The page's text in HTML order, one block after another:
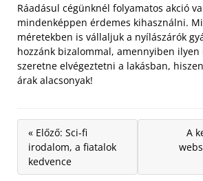
Ráadásul cégünknél folyamatos akció
mindenképpen érdemes kihasználni.
méretekben is vállaljuk a nyílászárók
hozzánk bizalommal, amennyiben
szeretne elvégeztetni a lakásban,
árak alacsonyak!
« Előző: Sci-fi
irodalom, a fiatalok
kedvence
A